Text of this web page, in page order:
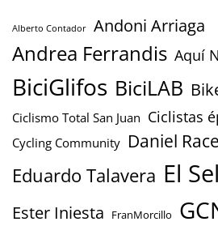
Alberto Contador Andoni Arriaga
Andrea Ferrandis Aquí
BiciGlifos BiciLAB
Ciclismo Total San Juan Ciclistas
Cycling Community Daniel Race
Eduardo Talavera El
Ester Iniesta FranMorcillo